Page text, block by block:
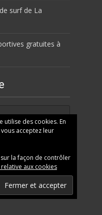
surf de La
gratuites à
utilise des cookies. En
acceptez leur
la façon de contrôler
aux cookies